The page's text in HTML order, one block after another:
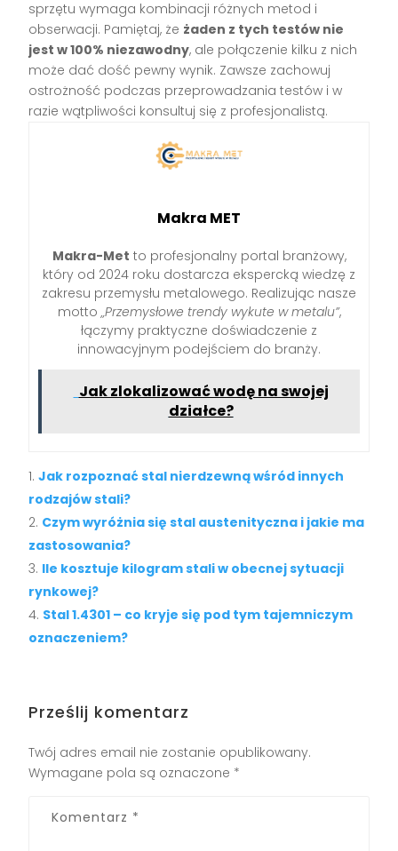
sprzętu wymaga kombinacji różnych metod i
obserwacji. Pamiętaj, że żaden z tych testów nie
jest w 100% niezawodny, ale połączenie kilku z nich
może dać dość pewny wynik. Zawsze zachowuj
ostrożność podczas przeprowadzania testów i w
razie wątpliwości konsultuj się z profesjonalistą.
Makra MET
Makra-Met to profesjonalny portal branżowy,
który od 2024 roku dostarcza ekspercką wiedzę z
zakresu przemysłu metalowego. Realizując nasze
motto„Przemysłowe trendy wykute w metalu”,
łączymy praktyczne doświadczenie z
innowacyjnym podejściem do branży.
Jak zlokalizować wodę na swojej
działce?
Jak rozpoznać stal nierdzewną wśród innych
rodzajów stali?
Czym wyróżnia się stal austenityczna i jakie ma
zastosowania?
Ile kosztuje kilogram stali w obecnej sytuacji
rynkowej?
Stal 1.4301 – co kryje się pod tym tajemniczym
oznaczeniem?
Prześlij komentarz
Twój adres email nie zostanie opublikowany.
Wymagane pola są oznaczone *